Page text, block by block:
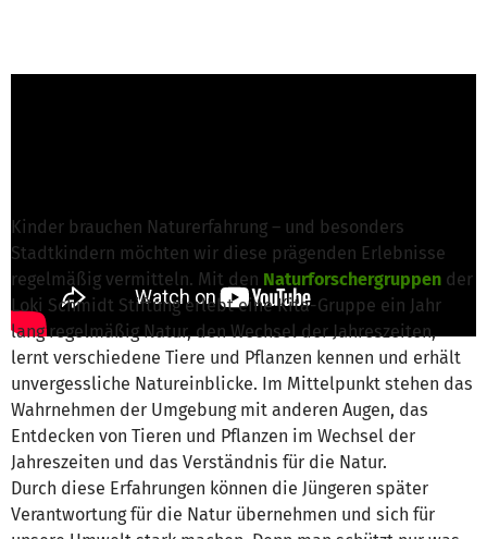
Kinder brauchen Naturerfahrung – und besonders
Stadtkindern möchten wir diese prägenden Erlebnisse
regelmäßig vermitteln. Mit den Naturforschergruppen der
Loki Schmidt Stiftung erlebt eine Kita-Gruppe ein Jahr
lang regelmäßig Natur, den Wechsel der Jahreszeiten,
lernt verschiedene Tiere und Pflanzen kennen und erhält
unvergessliche Natureinblicke. Im Mittelpunkt stehen das
Wahrnehmen der Umgebung mit anderen Augen, das
Entdecken von Tieren und Pflanzen im Wechsel der
Jahreszeiten und das Verständnis für die Natur.
Durch diese Erfahrungen können die Jüngeren später
Verantwortung für die Natur übernehmen und sich für